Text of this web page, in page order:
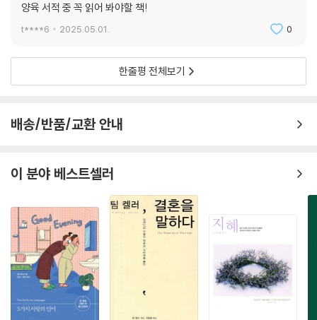
양육 서적 중 꼭 읽어 봐야할 책!
t****6 2025.05.01. 0
한줄평 전체보기
배송/반품/교환 안내
이 분야 베스트셀러